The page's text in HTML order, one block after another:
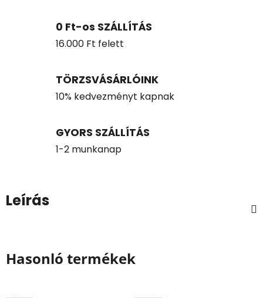
0 Ft-os SZÁLLÍTÁS
16.000 Ft felett
TÖRZSVÁSÁRLÓINK
10% kedvezményt kapnak
GYORS SZÁLLÍTÁS
1-2 munkanap
Leírás
Hasonló termékek